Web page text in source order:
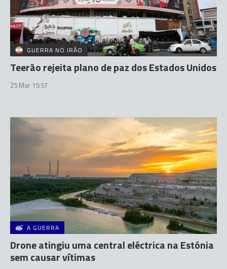
GUERRA NO IRÃO
Teerão rejeita plano de paz dos Estados Unidos
25 Mar 15:57
A GUERRA
Drone atingiu uma central eléctrica na Estónia
sem causar vítimas